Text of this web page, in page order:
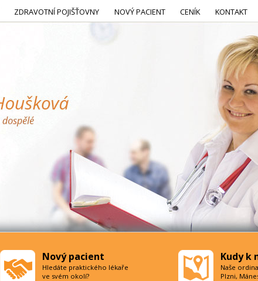
ZDRAVOTNÍ POJIŠŤOVNY NOVÝ PACIENT CENÍK KONTAKT
Nový pacient
Hledáte praktického lékaře
ve svém okolí?
Kudy k
Naše
Plzni,